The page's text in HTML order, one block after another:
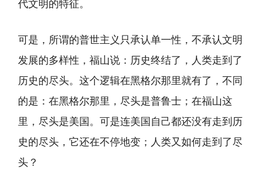
代文明的特征。
可是，所谓的普世主义只承认单一性，不承认文明
发展的多样性，福山说：历史终结了，人类走到了
历史的尽头。这个逻辑在黑格尔那里就有了，不同
的是：在黑格尔那里，尽头是普鲁士；在福山这
里，尽头是美国。可是连美国自己都还没有走到历
史的尽头，它还在不停地变；人类又如何走到了尽
头？